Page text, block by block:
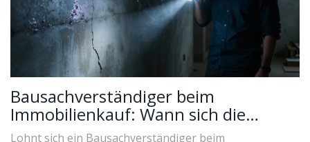
Bausachverständiger beim
Immobilienkauf: Wann sich die
Investition wirklich lohnt
Lohnt sich ein Bausachverständiger beim